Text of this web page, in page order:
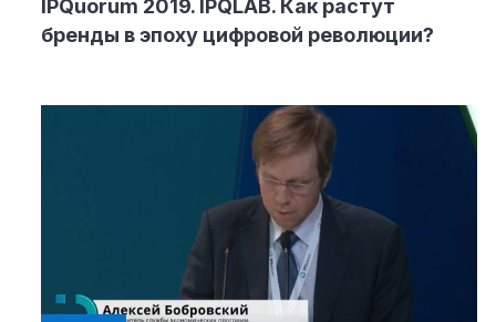
IPQuorum 2019. IPQLAB. Как растут
бренды в эпоху цифровой революции?